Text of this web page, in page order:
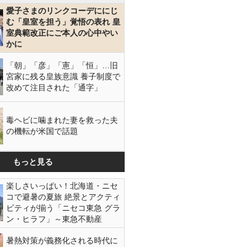
愛子さまのリンクコーデににじ
む「皇室を担う」覚悟の表れ 皇
室典範改正にご本人の心中やい
かに
「朝」「彦」「憲」「恒」…旧
宮家に残る皇族意識 養子制度で
改めて注目された「通字」
毒ヘビに噛まれた妻を救った夫
の機転が米国で話題
もっと見る
楽しさいっぱい！北海道・ニセ
コで避暑の夏旅 絶景とアクティ
ビティが揃う「ニセコ東急 グラ
ン・ヒラフ」～東急不動産
暑熱対策が義務化される時代に